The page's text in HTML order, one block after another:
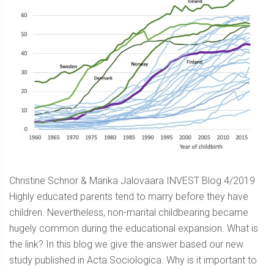
Christine Schnor & Marika Jalovaara INVEST Blog 4/2019
Highly educated parents tend to marry before they have
children. Nevertheless, non-marital childbearing became
hugely common during the educational expansion. What is
the link? In this blog we give the answer based our new
study published in Acta Sociologica. Why is it important to